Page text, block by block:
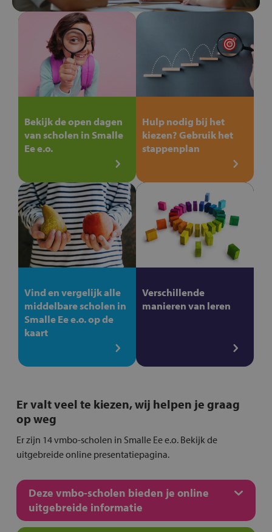
Bekijk de open dagen
van scholen in Smalle
Ee e.o.
Hulp nodig bij het
kiezen? Gebruik het
stappenplan
Vind en vergelijk alle
middelbare scholen in
Smalle Ee e.o. op de
kaart
Verschillende
manieren van leren
Er valt veel te kiezen, wij helpen je graag
op weg
Er zijn 14 vmbo-scholen in Smalle Ee e.o. Bekijk de
uitgebreide online presentatiepagina.
Deze vmbo-scholen bieden je online
uitgebreide informatie